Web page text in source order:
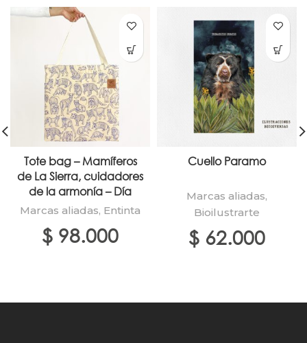
Tote bag – Mamíferos
de La Sierra, cuidadores
de la armonía – Día
Marcas aliadas, Entinta
$ 98.000
Cuello Paramo
Marcas aliadas,
Bioilustrarte
$ 62.000